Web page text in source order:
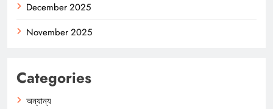
December 2025
November 2025
Categories
অন্যান্য